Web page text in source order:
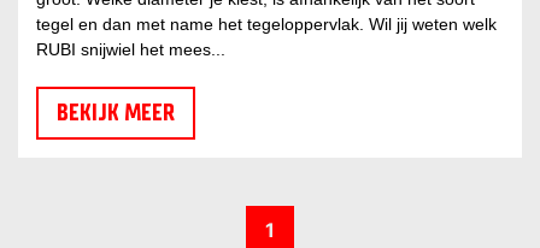
tegel en dan met name het tegeloppervlak. Wil jij weten welk
RUBI snijwiel het mees...
BEKIJK MEER
1